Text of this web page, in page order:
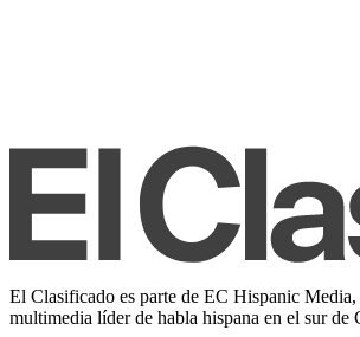
El Clasificado es parte de EC Hispanic Media,
multimedia líder de habla hispana en el sur de